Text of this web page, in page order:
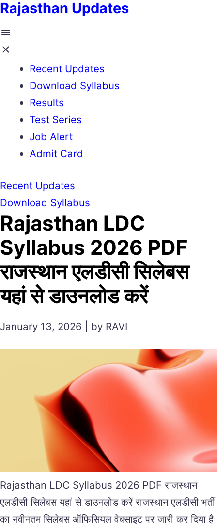
Rajasthan Updates
Recent Updates
Download Syllabus
Results
Test Series
Job Alert
Admit Card
Recent Updates
Download Syllabus
Rajasthan LDC
Syllabus 2026 PDF
राजस्थान एलडीसी सिलेबस
यहां से डाउनलोड करें
January 13, 2026 | by RAVI
Rajasthan LDC Syllabus 2026 PDF राजस्थान
एलडीसी सिलेबस यहां से डाउनलोड करें राजस्थान एलडीसी भर्ती
का नवीनतम सिलेबस ऑफिसियल वेबसाइट पर जारी कर दिया है